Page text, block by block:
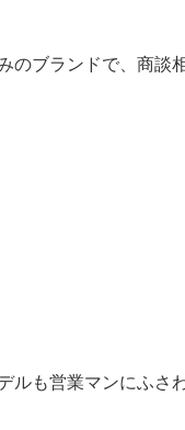
のブランドで、商談
ルも営業マンにふさ